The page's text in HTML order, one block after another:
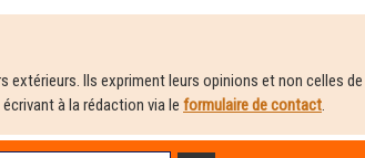
Ils expriment leurs opinions et non celles
à la rédaction via le formulaire de contact.